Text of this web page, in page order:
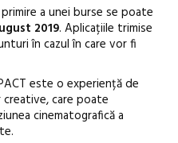
a unei burse se poate
2019. Aplicațiile trimise
în cazul în care vor fi
este o experiență de
care poate
cinematografică a